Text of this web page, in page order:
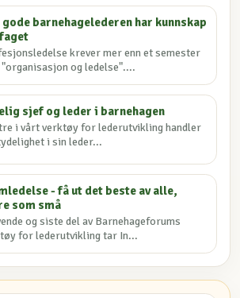
gode barnehagelederen har kunnskap
krever mer enn et semester
"organisasjon og ledelse"....
sjef og leder i barnehagen
i vårt verktøy for lederutvikling handler
i sin leder...
- få ut det beste av alle,
som små
og siste del av Barnehageforums
for lederutvikling tar In...